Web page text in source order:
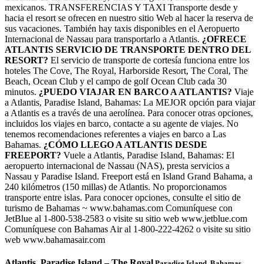
mexicanos. TRANSFERENCIAS Y TAXI Transporte desde y
hacia el resort se ofrecen en nuestro sitio Web al hacer la reserva de
sus vacaciones. También hay taxis disponibles en el Aeropuerto
Internacional de Nassau para transportarlo a Atlantis. ¿OFRECE
ATLANTIS SERVICIO DE TRANSPORTE DENTRO DEL
RESORT? El servicio de transporte de cortesía funciona entre los
hoteles The Cove, The Royal, Harborside Resort, The Coral, The
Beach, Ocean Club y el campo de golf Ocean Club cada 30
minutos. ¿PUEDO VIAJAR EN BARCO A ATLANTIS? Viaje
a Atlantis, Paradise Island, Bahamas: La MEJOR opción para viajar
a Atlantis es a través de una aerolínea. Para conocer otras opciones,
incluidos los viajes en barco, contacte a su agente de viajes. No
tenemos recomendaciones referentes a viajes en barco a Las
Bahamas. ¿CÓMO LLEGO A ATLANTIS DESDE
FREEPORT? Vuele a Atlantis, Paradise Island, Bahamas: El
aeropuerto internacional de Nassau (NAS), presta servicios a
Nassau y Paradise Island. Freeport está en Island Grand Bahama, a
240 kilómetros (150 millas) de Atlantis. No proporcionamos
transporte entre islas. Para conocer opciones, consulte el sitio de
turismo de Bahamas ~ www.bahamas.com Comuníquese con
JetBlue al 1-800-538-2583 o visite su sitio web www.jetblue.com
Comuníquese con Bahamas Air al 1-800-222-4262 o visite su sitio
web www.bahamasair.com